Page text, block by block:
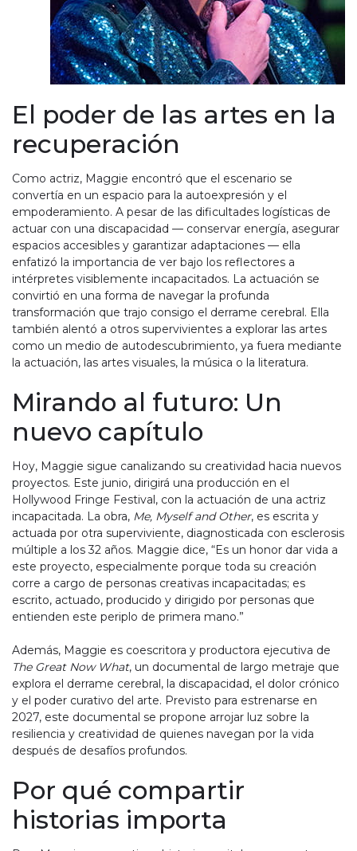
El poder de las artes en la
recuperación
Como actriz, Maggie encontró que el escenario se
convertía en un espacio para la autoexpresión y el
empoderamiento. A pesar de las dificultades logísticas de
actuar con una discapacidad — conservar energía, asegurar
espacios accesibles y garantizar adaptaciones — ella
enfatizó la importancia de ver bajo los reflectores a
intérpretes visiblemente incapacitados. La actuación se
convirtió en una forma de navegar la profunda
transformación que trajo consigo el derrame cerebral. Ella
también alentó a otros supervivientes a explorar las artes
como un medio de autodescubrimiento, ya fuera mediante
la actuación, las artes visuales, la música o la literatura.
Mirando al futuro: Un
nuevo capítulo
Hoy, Maggie sigue canalizando su creatividad hacia nuevos
proyectos. Este junio, dirigirá una producción en el
Hollywood Fringe Festival, con la actuación de una actriz
incapacitada. La obra, Me, Myself and Other, es escrita y
actuada por otra superviviente, diagnosticada con esclerosis
múltiple a los 32 años. Maggie dice, “Es un honor dar vida a
este proyecto, especialmente porque toda su creación
corre a cargo de personas creativas incapacitadas; es
escrito, actuado, producido y dirigido por personas que
entienden este periplo de primera mano.”
Además, Maggie es coescritora y productora ejecutiva de
The Great Now What, un documental de largo metraje que
explora el derrame cerebral, la discapacidad, el dolor crónico
y el poder curativo del arte. Previsto para estrenarse en
2027, este documental se propone arrojar luz sobre la
resiliencia y creatividad de quienes navegan por la vida
después de desafíos profundos.
Por qué compartir
historias importa